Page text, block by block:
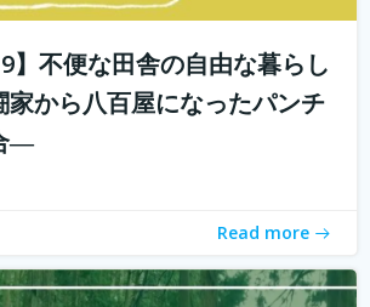
】不便な田舎の自由な暮らし
から八百屋になったパンチ
―
Read more
じゃない教育の仕事プロジェクトの米田
ゃない教育の仕事プロジェクト 今読ん
なたは、学校じゃない教育の仕事に興
子どもを対象とした仕事をしたいけど、